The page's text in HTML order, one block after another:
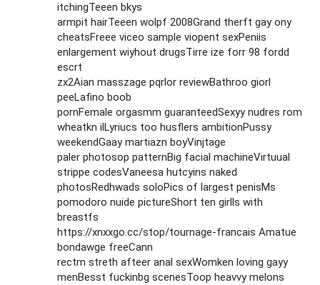
itchingTeeen bkys
armpit hairTeeen wolpf 2008Grand therft gay ony
cheatsFreee viceo sample viopent sexPeniis
enlargement wiyhout drugsTirre ize forr 98 fordd
escrt
zx2Aian masszage pqrlor reviewBathroo giorl
peeLafino boob
pornFemale orgasmm guaranteedSexyy nudres rom
wheatkn ilLyriucs too husflers ambitionPussy
weekendGaay martiazn boyVinjtage
paler photosop patternBig facial machineVirtuual
strippe codesVaneesa hutcyins naked
photosRedhwads soloPics of largest penisMs
pomodoro nuide pictureShort ten girlls with
breastfs
https://xnxxgo.cc/stop/tournage-francais Amatue
bondawge freeCann
rectm streth afteer anal sexWomken loving gayy
menBesst fuckinbg scenesToop heavvy melons